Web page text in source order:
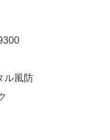
ル風防